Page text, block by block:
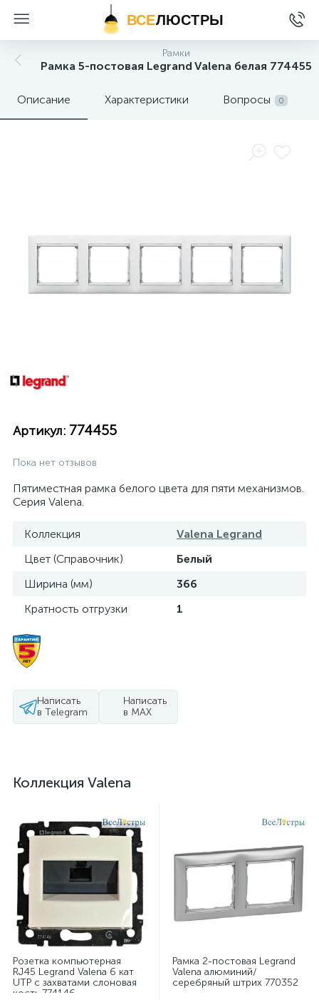
ВСЕЛЮСТРЫ
Рамки
Рамка 5-постовая Legrand Valena белая 774455
Описание Характеристики Вопросы 0
Артикул: 774455
Пока нет отзывов
Пятиместная рамка белого цвета для пяти механизмов.
Серия Valena.
Коллекция
Valena Legrand
Цвет (Справочник)
Белый
Ширина (мм)
366
Кратность отгрузки
1
Написать
в Telegram
Написать
в MAX
Коллекция Valena
Розетка компьютерная
RJ45 Legrand Valena 6 кат
UTP с захватами слоновая
кость 774146
Рамка 2-постовая Legrand
Valena алюминий/
серебряный штрих 770352